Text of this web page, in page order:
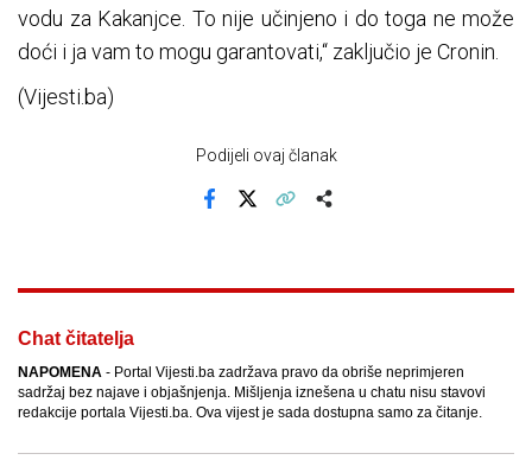
vodu za Kakanjce. To nije učinjeno i do toga ne može
doći i ja vam to mogu garantovati,“ zaključio je Cronin.
(Vijesti.ba)
Podijeli ovaj članak
Chat čitatelja
NAPOMENA - Portal Vijesti.ba zadržava pravo da obriše neprimjeren
sadržaj bez najave i objašnjenja. Mišljenja iznešena u chatu nisu stavovi
redakcije portala Vijesti.ba. Ova vijest je sada dostupna samo za čitanje.